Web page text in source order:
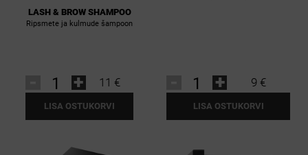
LASH & BROW SHAMPOO
Ripsmete ja kulmude šampoon
11 €
+
LISA OSTUKORVI
9 €
+
LISA OSTUKORVI